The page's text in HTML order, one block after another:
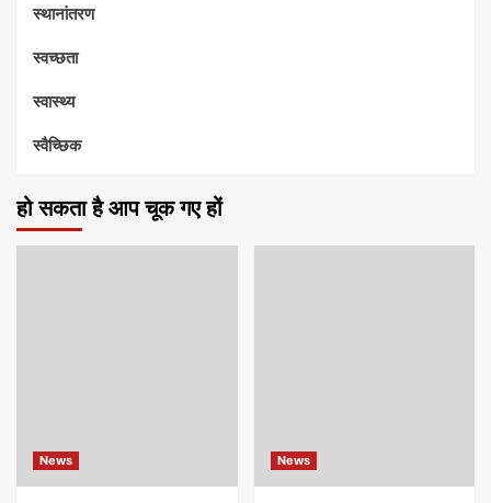
स्थानांतरण
स्वच्छता
स्वास्थ्य
स्वैच्छिक
हो सकता है आप चूक गए हों
News News